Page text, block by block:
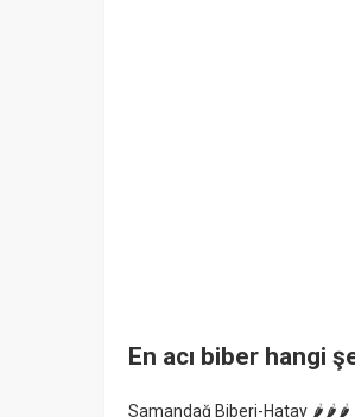
En acı biber hangi
Samandağ Biberi-Hatay 🌶️🌶️🌶️